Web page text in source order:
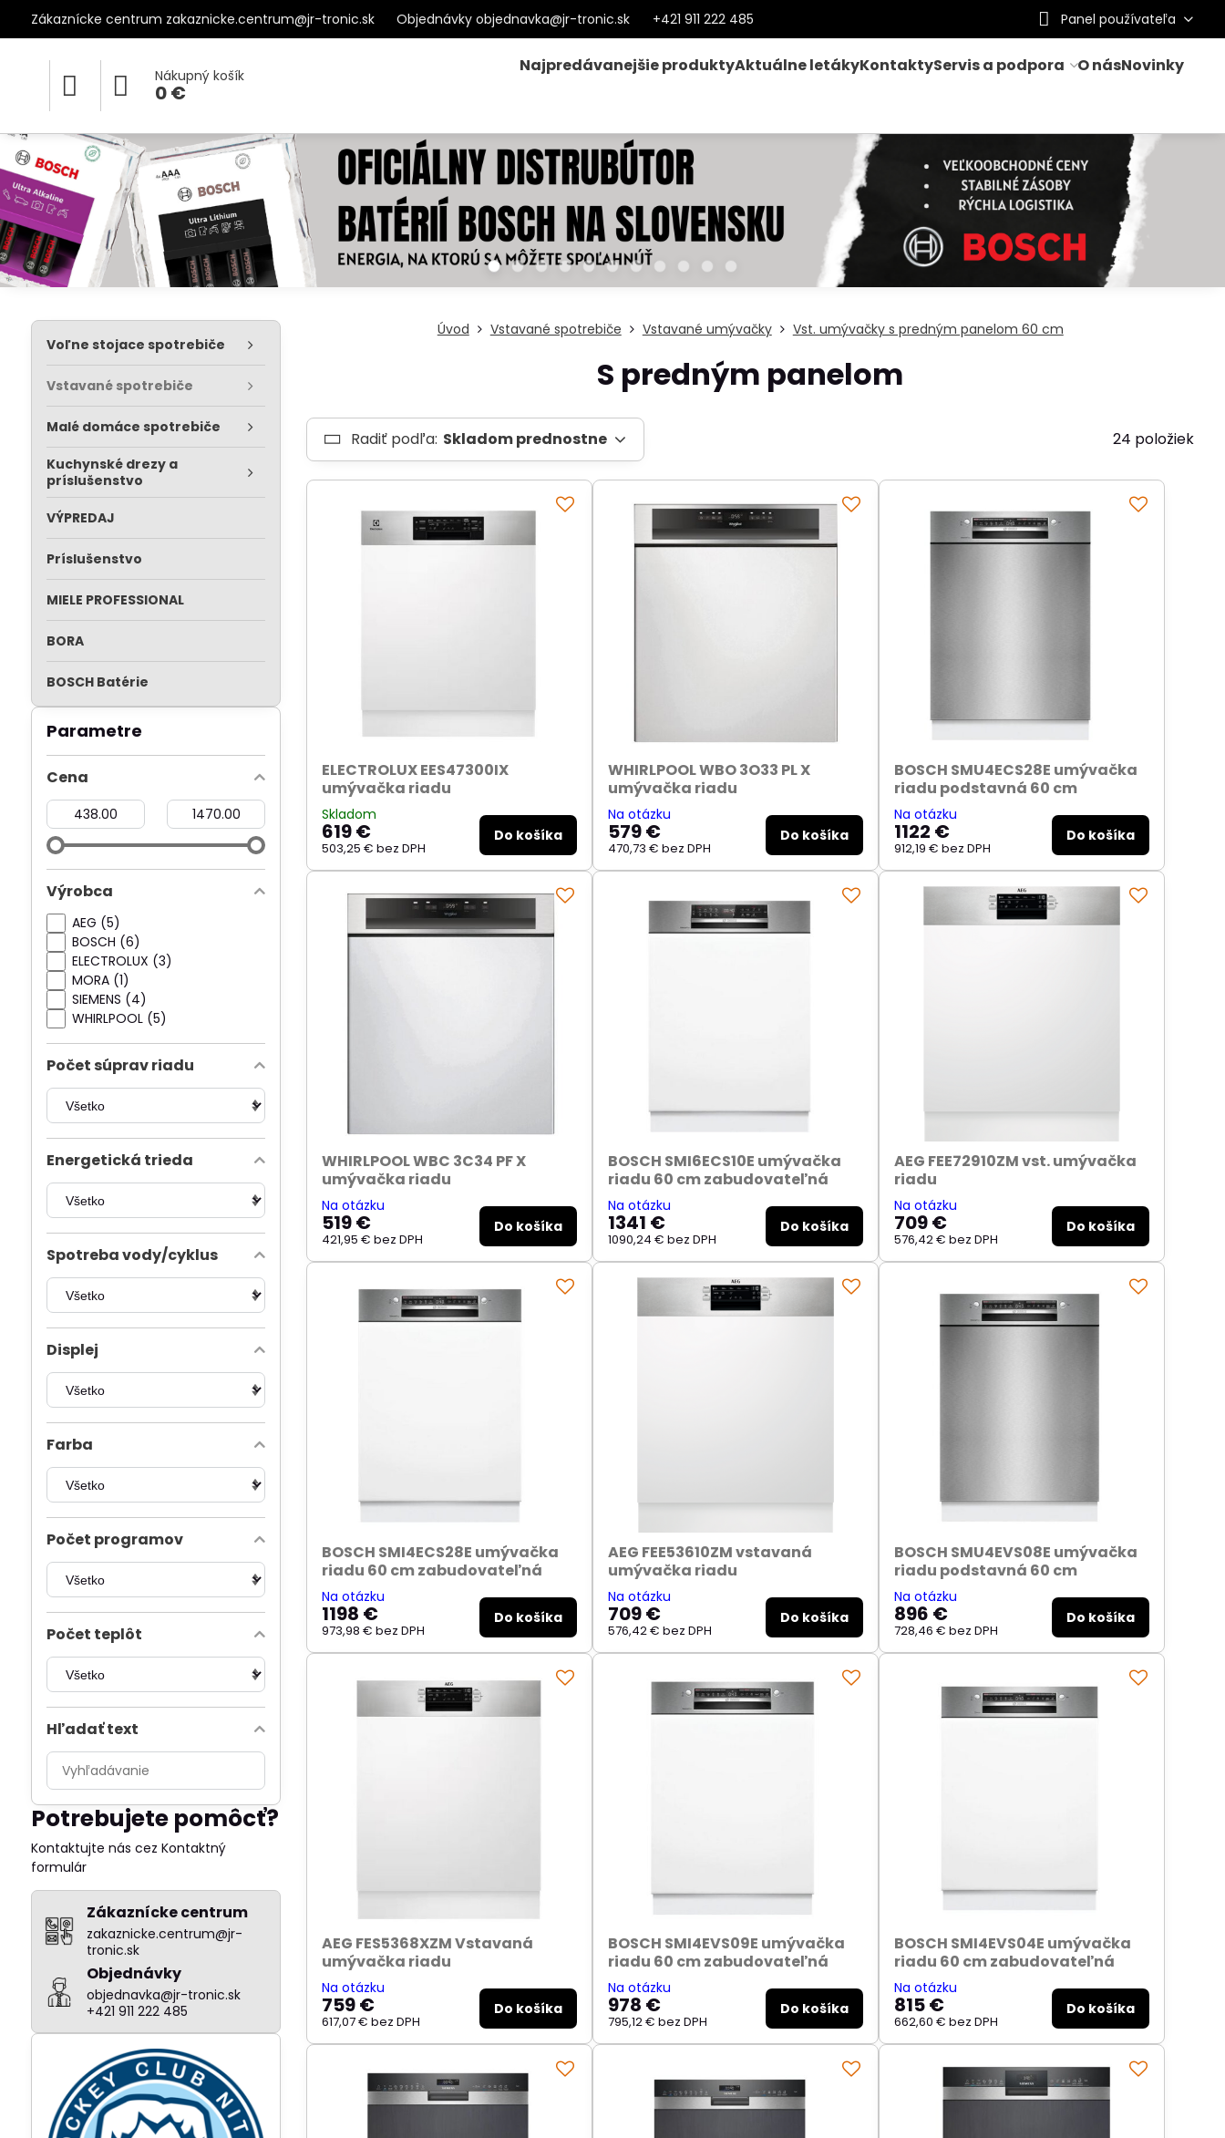
Zákaznícke centrum zakaznicke.centrum@jr-tronic.sk Objednávky objednavka@jr-tronic.sk +421 911 222 485 Panel používateľa
Nákupný košík
0 €
Najpredávanejšie produktyAktuálne letákyKontaktyServis a podpora O násNovinky
Úvod Vstavané spotrebiče Vstavané umývačky Vst. umývačky s predným panelom 60 cm
S predným panelom
Radiť podľa: Skladom prednostne 24 položiek
ELECTROLUX EES47300IX
umývačka riadu
Skladom
619 €
503,25 €bez DPH
Do košíka
WHIRLPOOL WBO 3O33 PL X
umývačka riadu
Na otázku
579 €
470,73 €bez DPH
Do košíka
BOSCH SMU4ECS28E umývačka
riadu podstavná 60 cm
Na otázku
1122 €
912,19 €bez DPH
Do košíka
WHIRLPOOL WBC 3C34 PF X
umývačka riadu
Na otázku
519 €
421,95 €bez DPH
Do košíka
BOSCH SMI6ECS10E umývačka
riadu 60 cm zabudovateľná
Na otázku
1341 €
1090,24 €bez DPH
Do košíka
AEG FEE72910ZM vst. umývačka
riadu
Na otázku
709 €
576,42 €bez DPH
Do košíka
BOSCH SMI4ECS28E umývačka
riadu 60 cm zabudovateľná
Na otázku
1198 €
973,98 €bez DPH
Do košíka
AEG FEE53610ZM vstavaná
umývačka riadu
Na otázku
709 €
576,42 €bez DPH
Do košíka
BOSCH SMU4EVS08E umývačka
riadu podstavná 60 cm
Na otázku
896 €
728,46 €bez DPH
Do košíka
AEG FES5368XZM Vstavaná
umývačka riadu
Na otázku
759 €
617,07 €bez DPH
Do košíka
BOSCH SMI4EVS09E umývačka
riadu 60 cm zabudovateľná
Na otázku
978 €
795,12 €bez DPH
Do košíka
BOSCH SMI4EVS04E umývačka
riadu 60 cm zabudovateľná
Na otázku
815 €
662,60 €bez DPH
Do košíka
Parametre
Cena
Od:
Do:
Výrobca
AEG (5)
BOSCH (6)
ELECTROLUX (3)
MORA (1)
SIEMENS (4)
WHIRLPOOL (5)
Počet súprav riadu
Energetická trieda
Spotreba vody/cyklus
Displej
Farba
Počet programov
Počet teplôt
Hľadať text
Prehľadať
výsledky
filtra
fulltextom
Potrebujete pomôcť?
Kontaktujte nás cez Kontaktný
formulár
Zákaznícke centrum
zakaznicke.centrum@jr-
tronic.sk
Objednávky
objednavka@jr-tronic.sk
+421 911 222 485
Voľne stojace spotrebiče
Vstavané spotrebiče
Malé domáce spotrebiče
Kuchynské drezy a
príslušenstvo
VÝPREDAJ
Príslušenstvo
MIELE PROFESSIONAL
BORA
BOSCH Batérie